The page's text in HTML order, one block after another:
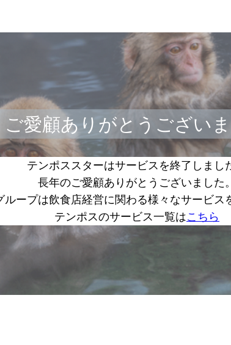
ご愛顧ありがとうござい
テンポススターはサービスを終了しまし
長年のご愛顧ありがとうございました。
ループは飲食店経営に関わる様々なサービス
テンポスのサービス一覧はこちら